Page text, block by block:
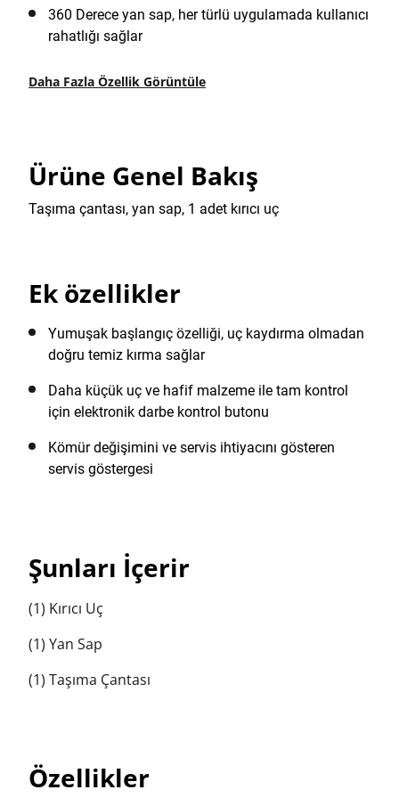
360 Derece yan sap, her türlü uygulamada kullanıcı
rahatlığı sağlar
Daha Fazla Özellik Görüntüle
Ürüne Genel Bakış
Taşıma çantası, yan sap, 1 adet kırıcı uç
Ek özellikler
Yumuşak başlangıç özelliği, uç kaydırma olmadan
doğru temiz kırma sağlar
Daha küçük uç ve hafif malzeme ile tam kontrol
için elektronik darbe kontrol butonu
Kömür değişimini ve servis ihtiyacını gösteren
servis göstergesi
Şunları İçerir
(1) Kırıcı Uç
(1) Yan Sap
(1) Taşıma Çantası
Özellikler